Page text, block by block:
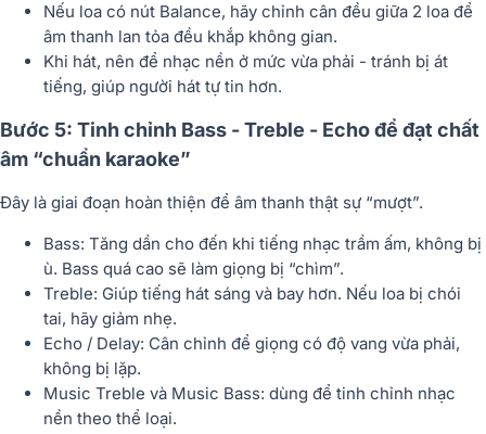
Nếu loa có nút Balance, hãy chỉnh cân đều giữa 2 loa để
âm thanh lan tỏa đều khắp không gian.
Khi hát, nên để nhạc nền ở mức vừa phải - tránh bị át
tiếng, giúp người hát tự tin hơn.
Bước 5: Tinh chỉnh Bass - Treble - Echo để đạt chất
âm “chuẩn karaoke”
Đây là giai đoạn hoàn thiện để âm thanh thật sự “mượt”.
Bass: Tăng dần cho đến khi tiếng nhạc trầm ấm, không bị
ù. Bass quá cao sẽ làm giọng bị “chìm”.
Treble: Giúp tiếng hát sáng và bay hơn. Nếu loa bị chói
tai, hãy giảm nhẹ.
Echo / Delay: Cân chỉnh để giọng có độ vang vừa phải,
không bị lặp.
Music Treble và Music Bass: dùng để tinh chỉnh nhạc
nền theo thể loại.